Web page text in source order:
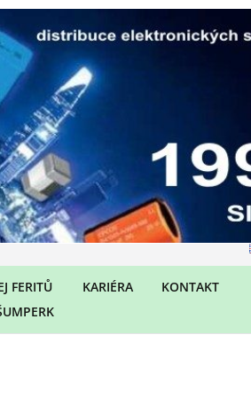
FERITŮ
KARIÉRA KONTAKT